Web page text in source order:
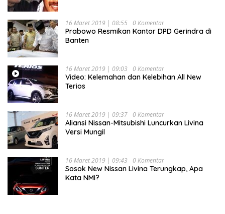
16 Maret 2019 | 08:55 0 Komentar
Prabowo Resmikan Kantor DPD Gerindra di
Banten
16 Maret 2019 | 09:03 0 Komentar
Video: Kelemahan dan Kelebihan All New
Terios
16 Maret 2019 | 09:37 0 Komentar
Aliansi Nissan-Mitsubishi Luncurkan Livina
Versi Mungil
16 Maret 2019 | 09:43 0 Komentar
Sosok New Nissan Livina Terungkap, Apa
Kata NMI?